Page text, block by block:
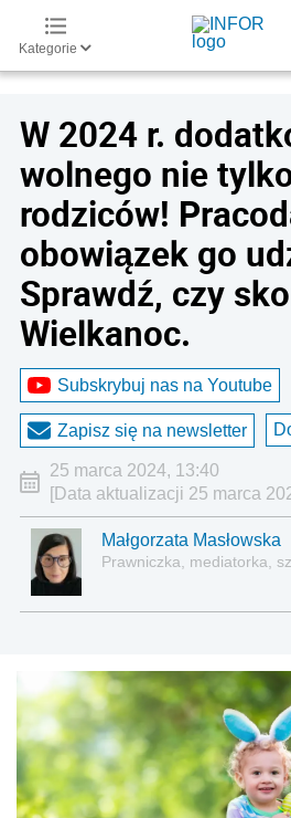
Kategorie
W 2024 r.
wolnego nie
rodziców!
obowiązek go
Sprawdź, czy
Wielkanoc.
Subskrybuj nas na Youtube
Zapisz się na newsletter
25 marca 2024, 13:40
[Data aktualizacji 25 marca
Małgorzata Masłowska
Prawniczka, mediatorka,